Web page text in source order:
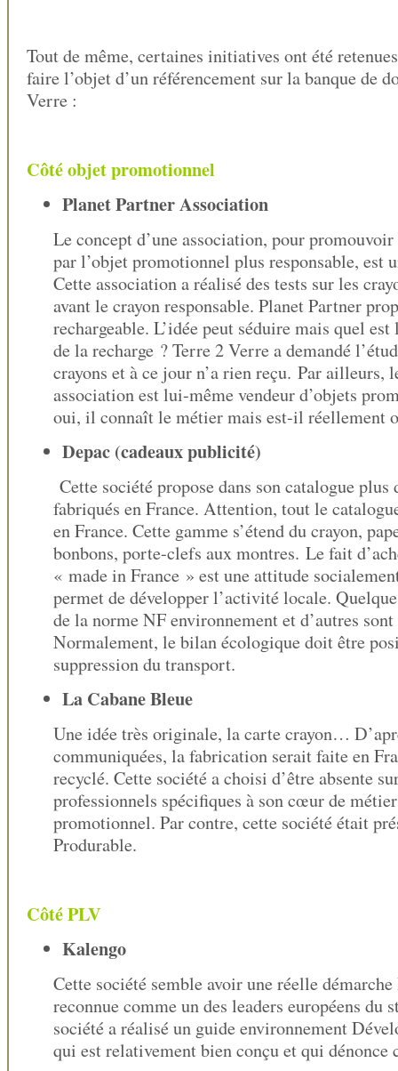
Tout de même, certaines initiatives ont été
faire l’objet d’un référencement sur la banque de
Verre :
Côté objet promotionnel
Planet Partner Association
Le concept d’une association, pour
par l’objet promotionnel plus responsable, est
Cette association a réalisé des tests sur les
avant le crayon responsable. Planet Partner
rechargeable. L’idée peut séduire mais quel
de la recharge ? Terre 2 Verre a demandé
crayons et à ce jour n’a rien reçu. Par ailleurs,
association est lui-même vendeur d’objets
oui, il connaît le métier mais est-il réellement
Depac (cadeaux publicité)
Cette société propose dans son catalogue plus
fabriqués en France. Attention, tout le
en France. Cette gamme s’étend du crayon,
bonbons, porte-clefs aux montres. Le fait
« made in France » est une attitude
permet de développer l’activité locale.
de la norme NF environnement et d’autres
Normalement, le bilan écologique doit être
suppression du transport.
La Cabane Bleue
Une idée très originale, la carte crayon…
communiquées, la fabrication serait faite en
recyclé. Cette société a choisi d’être absente
professionnels spécifiques à son cœur de
promotionnel. Par contre, cette société était
Produrable.
Côté PLV
Kalengo
Cette société semble avoir une réelle
reconnue comme un des leaders européens du
société a réalisé un guide environnement
qui est relativement bien conçu et qui dénonce